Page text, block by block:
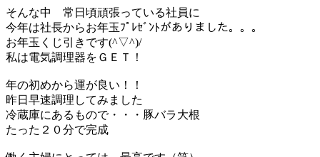
そんな中 常日頃頑張っている社員に
今年は社長からお年玉ﾌﾟﾚｾﾞﾝﾄがありました。。。
お年玉くじ引きです(^▽^)/
私は電気調理器をＧＥＴ！
年の初めから運が良い！！
昨日早速調理してみました
冷蔵庫にあるもので・・・豚バラ大根
たった２０分で完成